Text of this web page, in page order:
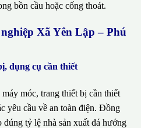
bồn cầu hoặc cống thoát.
Xã Yên Lập – Phú
dụng cụ cần thiết
móc, trang thiết bị cần thiết
yêu cầu về an toàn điện. Đồng
đúng tỷ lệ nhà sản xuất đá hướng